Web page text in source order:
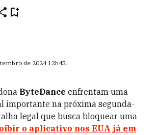
de 2024 12h45.
ByteDance enfrentam uma
importante na próxima segunda-
legal que busca bloquear uma
o aplicativo nos EUA já em